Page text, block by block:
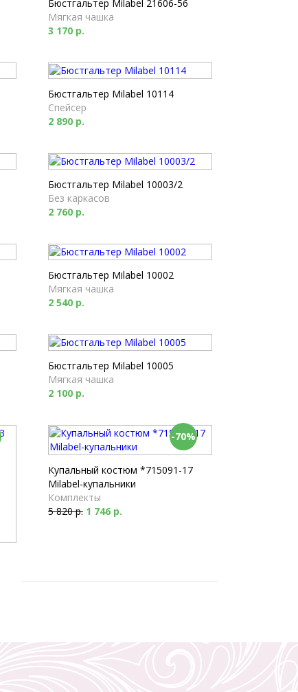
Бюстгальтер Milabel 21606-56
Мягкая чашка
3 170 р.
Бюстгальтер Milabel 10114
Спейсер
2 890 р.
Бюстгальтер Milabel 10003/2
Без каркасов
2 760 р.
Бюстгальтер Milabel 10002
Мягкая чашка
2 540 р.
Бюстгальтер Milabel 10005
Мягкая чашка
2 100 р.
-70%
Купальный костюм *715091-17
Milabel-купальники
Комплекты
5 820 р. 1 746 р.